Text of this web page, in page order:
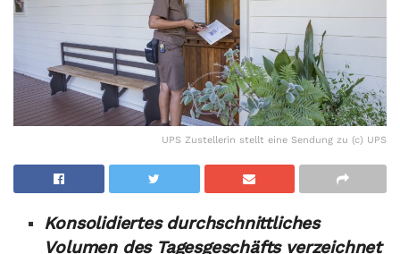
UPS Zustellerin stellt eine Sendung zu (c) UPS
Konsolidiertes durchschnittliches
Volumen des Tagesgeschäfts verzeichnet